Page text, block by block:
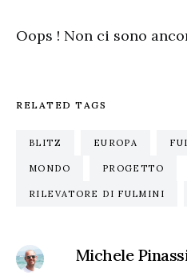
Oops ! Non ci sono
RELATED TAGS
BLITZ EUROPA
MONDO PROGETTO
RILEVATORE DI FULMINI
Michele